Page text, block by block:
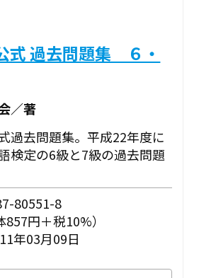
式 過去問題集 ６・
／著
過去問題集。平成22年度に
検定の6級と7級の過去問題
80551-8
円＋税10%）
年03月09日